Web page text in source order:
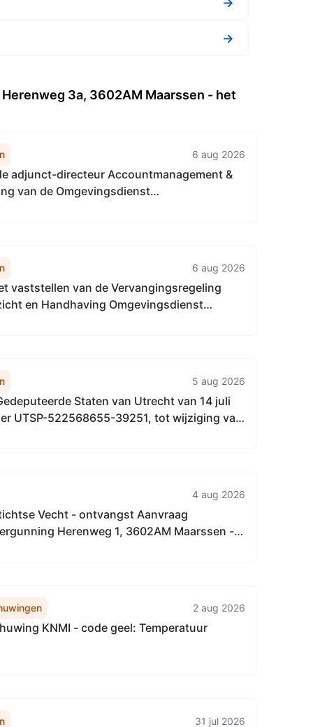
→
3a, 3602AM Maarssen - het
6 aug 2026
adjunct-directeur Accountmanagement &
van de Omgevingsdienst
6 aug 2026
vaststellen van de Vervangingsregeling
en Handhaving Omgevingsdienst
5 aug 2026
Staten van Utrecht van 14 juli
UTSP-522568655-39251, tot wijziging van
4 aug 2026
Vecht - ontvangst Aanvraag
Herenweg 1, 3602AM Maarssen -
2 aug 2026
KNMI - code geel: Temperatuur
31 jul 2026